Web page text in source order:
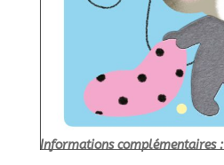
Informations complémentaires :